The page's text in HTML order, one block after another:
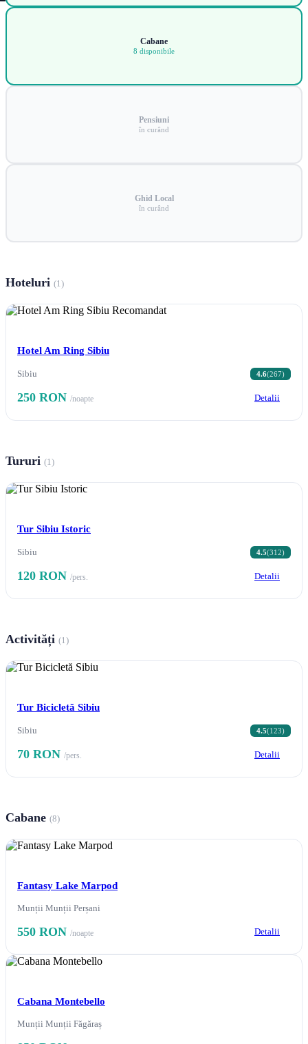
Cabane
8 disponibile
Pensiuni
în curând
Ghid Local
în curând
Hoteluri (1)
Recomandat
Hotel Am Ring Sibiu
Sibiu 4.6(267)
250 RON /noapte Detalii
Tururi (1)
Tur Sibiu Istoric
Sibiu 4.5(312)
120 RON /pers. Detalii
Activități (1)
Tur Bicicletă Sibiu
Sibiu 4.5(123)
70 RON /pers. Detalii
Cabane (8)
Fantasy Lake Marpod
Munții Munții Perșani
550 RON /noapte Detalii
Cabana Montebello
Munții Munții Făgăraș